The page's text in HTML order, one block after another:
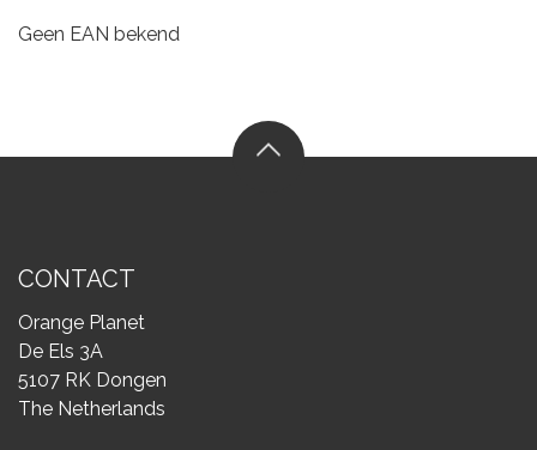
Geen EAN bekend
CONTACT
Orange Planet
De Els 3A
5107 RK Dongen
The Netherlands